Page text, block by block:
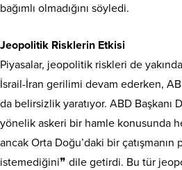
bağımlı olmadığını söyledi.
Jeopolitik Risklerin Etkisi
Piyasalar, jeopolitik riskleri de
İsrail-İran gerilimi devam ederken,
da belirsizlik yaratıyor. ABD Başkanı
yönelik askeri bir hamle konusunda
ancak Orta Doğu’daki bir çatışmanın
istemediğini❞ dile getirdi. Bu tür